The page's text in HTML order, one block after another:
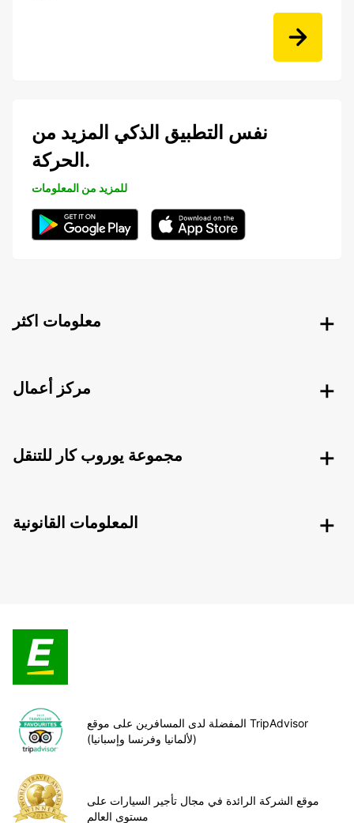
نفس التطبيق الذكي المزيد من
الحركة.
للمزيد من المعلومات
معلومات اكثر
مركز أعمال
مجموعة يوروب كار للتنقل
المعلومات القانونية
المفضلة لدى المسافرين على موقع TripAdvisor
(لألمانيا وفرنسا وإسبانيا)
موقع الشركة الرائدة في مجال تأجير السيارات على
مستوى العالم